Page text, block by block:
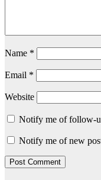
Name *
Email *
Website
Notify me of follow-
Notify me of new